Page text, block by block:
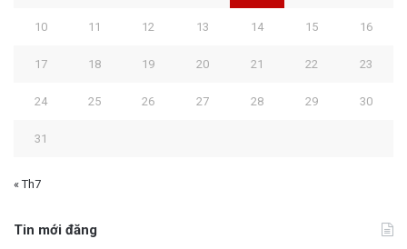
10 11 12 13 14 15 16
17 18 19 20 21 22 23
24 25 26 27 28 29 30
31
« Th7
Tin mới đăng